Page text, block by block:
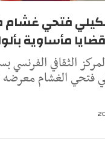
فتحي
مأساوية
الثقافي الفرنسي
فتحي الغشام معرضه